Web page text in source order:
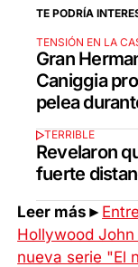
TE PODRÍA
TENSIÓN EN LA
Gran
Caniggia
pelea
TERRIBLE
Revelaron
fuerte
Leer más►
Hollywood
nueva serie "El